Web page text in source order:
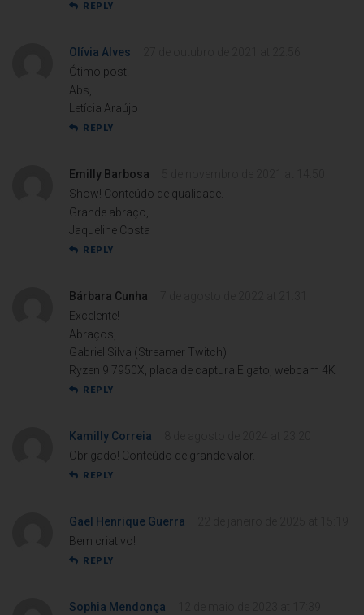
REPLY
Olívia Alves
Ótimo post!
Abs,
Letícia Araújo
REPLY
Emilly Barbosa
Show! Conteúdo de qualidade.
Grande abraço,
Jaqueline Costa
REPLY
Bárbara Cunha
Excelente!
Abraços,
Gabriel Silva (Streamer Twitch)
Ryzen 9 7950X, placa de captura Elgato, webcam 4K
REPLY
Kamilly Correia
Obrigado! Conteúdo de grande valor.
REPLY
Gael Henrique Guerra
Bem criativo!
REPLY
Sophia Mendonça